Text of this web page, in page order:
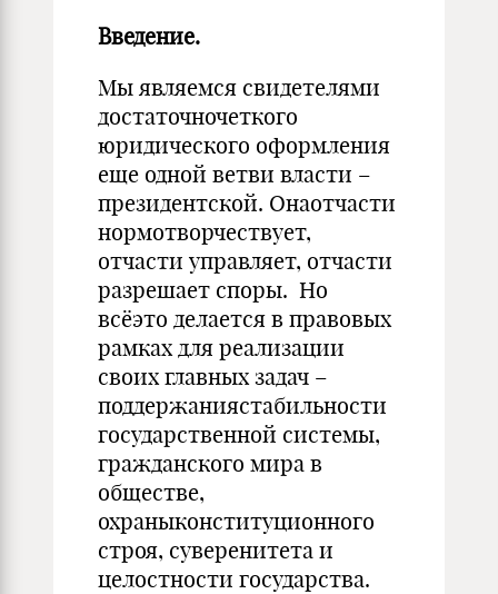
Введение.
Мы являемся свидетелями
достаточночеткого
юридического оформления
еще одной ветви власти –
президентской. Онаотчасти
нормотворчествует,
отчасти управляет, отчасти
разрешает споры. Но
всёэто делается в правовых
рамках для реализации
своих главных задач –
поддержаниястабильности
государственной системы,
гражданского мира в
обществе,
охраныконституционного
строя, суверенитета и
целостности государства.